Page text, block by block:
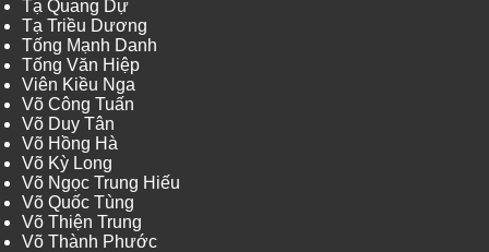
Tạ Quang Dự
Tạ Triều Dương
Tống Mạnh Danh
Tống Văn Hiệp
Viên Kiều Nga
Võ Công Tuấn
Võ Duy Tân
Võ Hồng Hà
Võ Kỳ Long
Võ Ngọc Trung Hiếu
Võ Quốc Tùng
Võ Thiện Trung
Võ Thành Phước